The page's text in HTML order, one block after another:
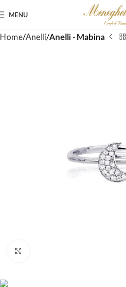
MENU
Home Anelli Anelli - Mabina